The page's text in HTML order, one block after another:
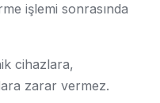
işlemi sonrasında
cihazlara,
zarar vermez.